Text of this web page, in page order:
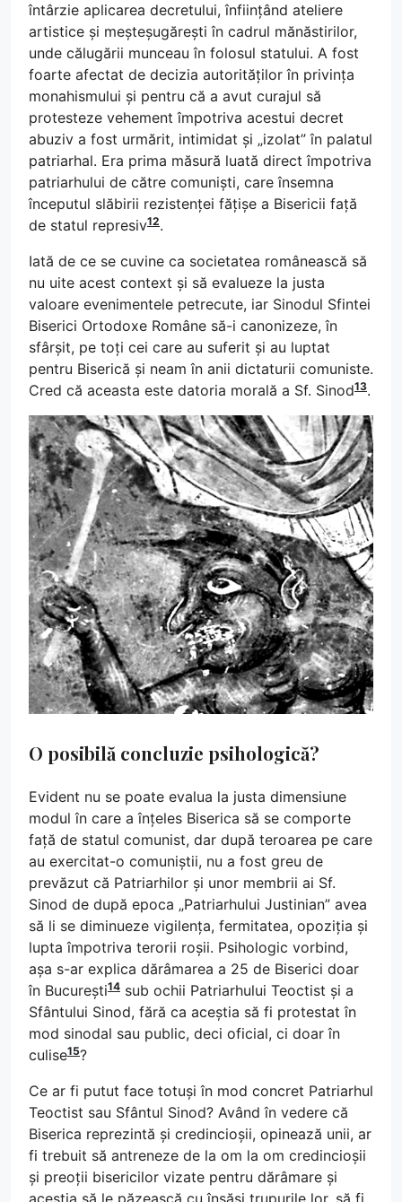
întârzie aplicarea decretului, înființând ateliere
artistice și meșteșugărești în cadrul mănăstirilor,
unde călugării munceau în folosul statului. A fost
foarte afectat de decizia autorităților în privința
monahismului și pentru că a avut curajul să
protesteze vehement împotriva acestui decret
abuziv a fost urmărit, intimidat și „izolat” în palatul
patriarhal. Era prima măsură luată direct împotriva
patriarhului de către comuniști, care însemna
începutul slăbirii rezistenței fățișe a Bisericii față
de statul represiv12.
Iată de ce se cuvine ca societatea românească să
nu uite acest context și să evalueze la justa
valoare evenimentele petrecute, iar Sinodul Sfintei
Biserici Ortodoxe Române să-i canonizeze, în
sfârșit, pe toți cei care au suferit și au luptat
pentru Biserică și neam în anii dictaturii comuniste.
Cred că aceasta este datoria morală a Sf. Sinod13.
O posibilă concluzie psihologică?
Evident nu se poate evalua la justa dimensiune
modul în care a înțeles Biserica să se comporte
față de statul comunist, dar după teroarea pe care
au exercitat-o comuniștii, nu a fost greu de
prevăzut că Patriarhilor și unor membrii ai Sf.
Sinod de după epoca „Patriarhului Justinian” avea
să li se diminueze vigilența, fermitatea, opoziția și
lupta împotriva terorii roșii. Psihologic vorbind,
așa s-ar explica dărâmarea a 25 de Biserici doar
în București14 sub ochii Patriarhului Teoctist și a
Sfântului Sinod, fără ca aceștia să fi protestat în
mod sinodal sau public, deci oficial, ci doar în
culise15?
Ce ar fi putut face totuși în mod concret Patriarhul
Teoctist sau Sfântul Sinod? Având în vedere că
Biserica reprezintă și credincioșii, opinează unii, ar
fi trebuit să antreneze de la om la om credincioșii
și preoții bisericilor vizate pentru dărâmare și
aceștia să le păzească cu însăși trupurile lor, să fi